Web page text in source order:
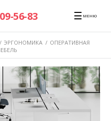
56-83 ☰ МЕНЮ
/ ЭРГОНОМИКА / ОПЕРАТИВНАЯ